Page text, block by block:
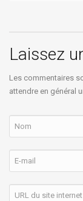
Laissez
Les commentaires
attendre en général